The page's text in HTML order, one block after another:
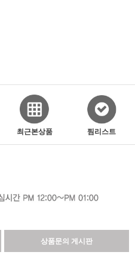
최근본상품 찜리스트
상품문의 게시판